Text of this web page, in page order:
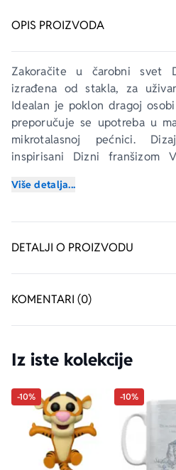
OPIS PROIZVODA
Zakoračite u čarobni svet
izrađena od stakla, za
Idealan je poklon dragoj
preporučuje se upotreba u
mikrotalasnoj pećnici.
inspirisani Dizni franšizom
kutiju.
Više detalja...
DETALJI O PROIZVODU
KOMENTARI (0)
Iz iste kolekcije
-10% -10%